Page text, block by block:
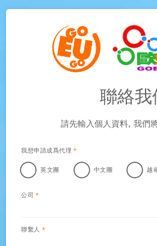
聯絡我
請先輸入個人資料, 我們
我想申請成爲代理
英文團 中文團 越
公司
聯繫人